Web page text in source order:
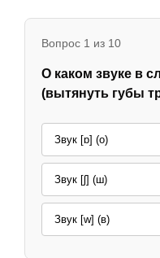
Вопрос 1 из 10
О каком звуке в
(вытянуть губы
Звук [ɒ] (о)
Звук [ʃ] (ш)
Звук [w] (в)